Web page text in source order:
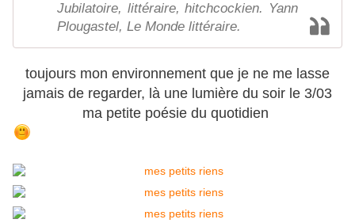
Jubilatoire, littéraire, hitchcockien. Yann
Plougastel, Le Monde littéraire.
toujours mon environnement que je ne me lasse
jamais de regarder, là une lumière du soir le 3/03
ma petite poésie du quotidien